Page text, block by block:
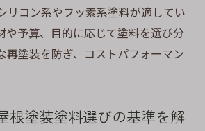
リコン系やフッ素系塗料が適してい
や予算、目的に応じて塗料を選び分
再塗装を防ぎ、コストパフォーマン
根塗装塗料選びの基準を解